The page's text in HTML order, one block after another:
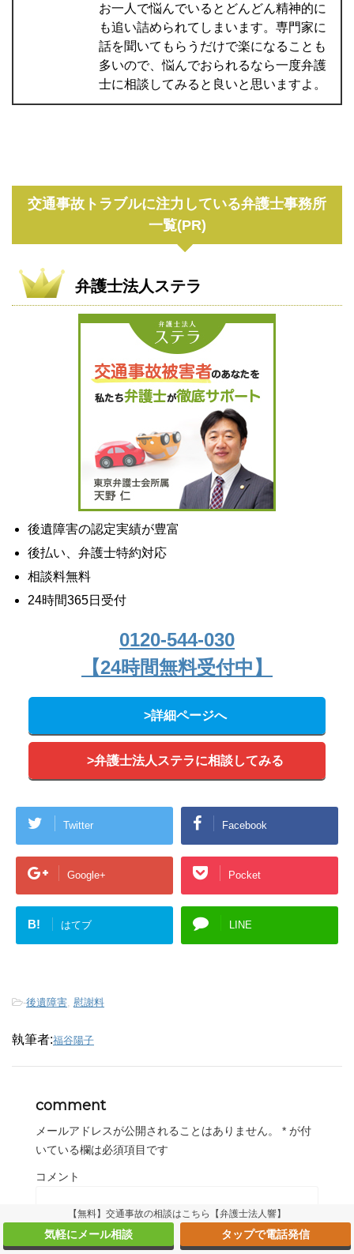
お一人で悩んでいるとどんどん精神的に
も追い詰められてしまいます。専門家に
話を聞いてもらうだけで楽になることも
多いので、悩んでおられるなら一度弁護
士に相談してみると良いと思いますよ。
交通事故トラブルに注力している弁護士事務所
一覧(PR)
弁護士法人ステラ
後遺障害の認定実績が豊富
後払い、弁護士特約対応
相談料無料
24時間365日受付
0120-544-030
【24時間無料受付中】
>詳細ページへ
>弁護士法人ステラに相談してみる
Twitter Facebook
Google+ Pocket
B! はてブ LINE
-後遺障害 慰謝料
執筆者:福谷陽子
comment
メールアドレスが公開されることはありません。 * が付
いている欄は必須項目です
コメント
【無料】交通事故の相談はこちら【弁護士法人響】
気軽にメール相談 タップで電話発信